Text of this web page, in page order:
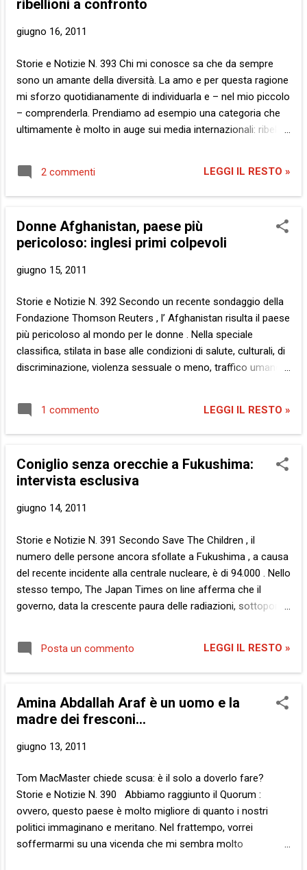
problema è se gli Stati Uniti la prossima volta lo cercheranno
lettera le parole dell’ammiraglio, ovvero che gli americani lo
esageriamo, però. Diciamo che di solito sbaglian...
ribellioni a confronto
giugno 16, 2011
Storie e Notizie N. 393 Chi mi conosce sa che da sempre
sono un amante della diversità. La amo e per questa ragione
mi sforzo quotidianamente di individuarla e – nel mio piccolo
– comprenderla. Prendiamo ad esempio una categoria che
ultimamente è molto in auge sui media internazionali: ribelli .
imperialista, soprattutto quella cinematografica, il ribelle era
indentificato in modo negativo, spesso distorcendo
ipocritamente la realtà. Una dimostrazione esemplare sono i
coraggiosi cowboys , venivano rappresentati come i cattivi e
terribili indiani che scotennavano e scuoiavano vive le loro
alla forza che ad esse giunge tutt’ora da internet , la
la rete non ha fatto altro che donare un maggiore criterio di
verità – non quella assoluta, ovviament...
2 commenti LEGGI IL RESTO »
Donne Afghanistan, paese più
pericoloso: inglesi primi colpevoli
giugno 15, 2011
Storie e Notizie N. 392 Secondo un recente sondaggio della
Fondazione Thomson Reuters , l’ Afghanistan risulta il paese
più pericoloso al mondo per le donne . Nella speciale
classifica, stilata in base alle condizioni di salute, culturali, di
discriminazione, violenza sessuale o meno, traffico umano,
precedenza - quindi il Pakistan e a seguire India e Somalia .
Tuttavia, ci avete fatto caso? Quando si parla dei grandi
problemi del mondo, soprattutto se riguardano i paesi più
porta in scena la povertà, la denutrizione, la siccità, gli
scontri tra civili, anzi, tra selvagge e inumane tribù , ma mai,
mostrare l’altra faccia della medaglia. Anzi, è riduttivo. E’
l’altra faccia. Esse sono la medaglia, l'unica. E’ difficile, però,
se gli stessi narrator...
1 commento LEGGI IL RESTO »
Coniglio senza orecchie a Fukushima:
intervista esclusiva
giugno 14, 2011
Storie e Notizie N. 391 Secondo Save The Children , il
numero delle persone ancora sfollate a Fukushima , a causa
del recente incidente alla centrale nucleare, è di 94.000 . Nello
stesso tempo, The Japan Times on line afferma che il
governo, data la crescente paura delle radiazioni, sottoporrà
Tuttavia, una delle notizie più lette in rete riguarda un coniglio
nato senza orecchie il 7 maggio scorso a Namie, alle porte
della zona evacuata intorno al reattore danneggiato : Alcuni
conseguenza delle radiazioni, cosicché – ennesimo scoop
del blog – ho deciso di vederci chiaro, intervistando l'animale.
linguaggio dei segni nei conigli e le locuste. Sì, lo so, che
servirà. Ad ogni modo, eccovi… La Storia: BLOG : Sig...
Posta un commento LEGGI IL RESTO »
Amina Abdallah Araf è un uomo e la
madre dei fresconi...
giugno 13, 2011
Tom MacMaster chiede scusa: è il solo a doverlo fare?
Storie e Notizie N. 390 Abbiamo raggiunto il Quorum :
ovvero, questo paese è molto migliore di quanto i nostri
politici immaginano e meritano. Nel frattempo, vorrei
soffermarmi su una vicenda che mi sembra molto